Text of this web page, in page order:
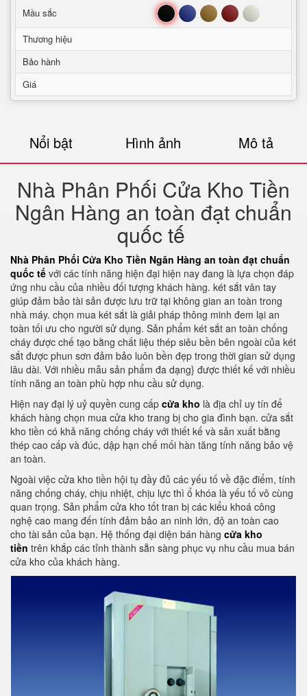
Mầu sắc
Đen Xanh Nâu Đỏ Trắng
Thương hiệu
Bảo hành
Giá
Nổi bật Hình ảnh Mô tả
Nhà Phân Phối Cửa Kho Tiền
Ngân Hàng an toàn đạt chuẩn
quốc tế
Nhà Phân Phối Cửa Kho Tiền Ngân Hàng an toàn đạt chuẩn
quốc tế với các tính năng hiện đại hiện nay đang là lựa chọn đáp
ứng nhu cầu của nhiều đối tượng khách hàng. két sắt vân tay
giúp đảm bảo tài sản được lưu trữ tại không gian an toàn trong
nhà máy. chọn mua két sắt là giải pháp thông minh đem lại an
toàn tối ưu cho người sử dụng. Sản phẩm két sắt an toàn chống
cháy được chế tạo bằng chất liệu thép siêu bền bên ngoài của két
sắt được phun sơn đảm bảo luôn bền đẹp trong thời gian sử dụng
lâu dài. Với nhiều mẫu sản phẩm đa dạng} được thiết kế với nhiều
tính năng an toàn phù hợp nhu cầu sử dụng.
Hiện nay đại lý uỷ quyền cung cấp cửa kho là địa chỉ uy tín để
khách hàng chọn mua cửa kho trang bị cho gia đình bạn. cửa sắt
kho tiền có khả năng chống cháy với thiết kế và sản xuất bằng
thép cao cấp và đúc, dập hạn chế mối hàn tăng tính năng bảo vệ
an toàn.
Ngoài việc cửa kho tiền hội tụ đầy đủ các yếu tố về đặc điểm, tính
năng chống cháy, chịu nhiệt, chịu lực thì ổ khóa là yếu tố vô cùng
quan trọng. Sản phẩm cửa kho tốt tran bị các kiểu khoá công
nghệ cao mang đến tính đảm bảo an ninh lớn, độ an toàn cao
cho tài sản của bạn. Hệ thống đại diện bán hàng cửa kho
tiền trên khắp các tỉnh thành sẵn sàng phục vụ nhu cầu mua bán
cửa kho của khách hàng.